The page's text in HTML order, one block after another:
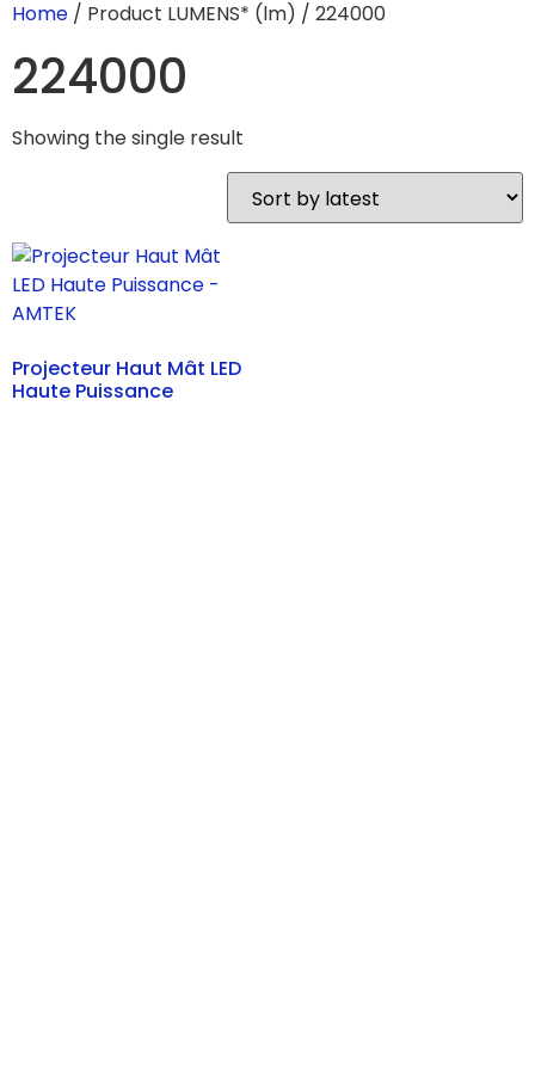
Home / Product LUMENS* (lm) / 224000
224000
Showing the single result
Projecteur Haut Mât LED
Haute Puissance